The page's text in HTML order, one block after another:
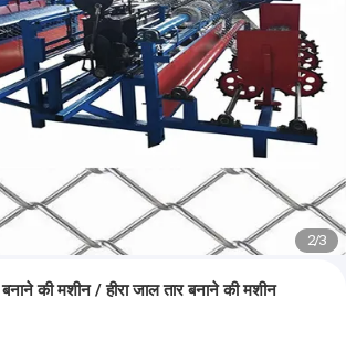
2/3
की मशीन / हीरा जाल तार बनाने की मशीन